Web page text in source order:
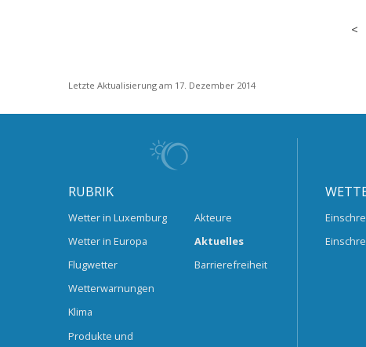
Letzte Aktualisierung am 17. Dezember 2014
RUBRIK
Wetter in Luxemburg
Wetter in Europa
Flugwetter
Wetterwarnungen
Klima
Produkte und
Akteure
Aktuelles
Barrierefreiheit